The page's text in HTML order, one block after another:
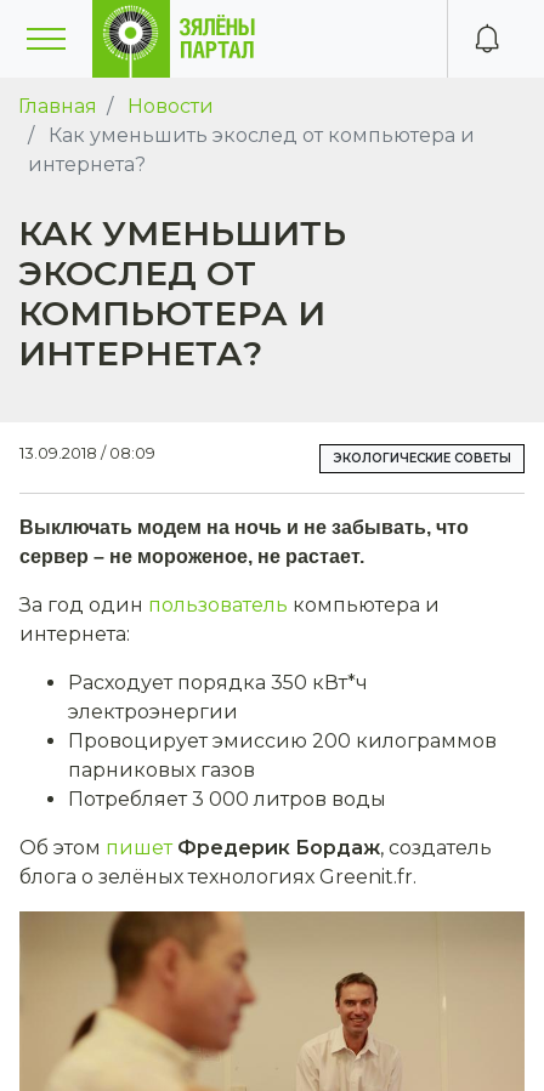
Главная
Новости
Как уменьшить экослед от компьютера и
интернета?
КАК УМЕНЬШИТЬ
ЭКОСЛЕД ОТ
КОМПЬЮТЕРА И
ИНТЕРНЕТА?
13.09.2018 / 08:09 ЭКОЛОГИЧЕСКИЕ СОВЕТЫ
Выключать модем на ночь и не забывать, что
сервер – не мороженое, не растает.
За год один пользователь компьютера и
интернета:
Расходует порядка 350 кВт*ч
электроэнергии
Провоцирует эмиссию 200 килограммов
парниковых газов
Потребляет 3 000 литров воды
Об этом пишет Фредерик Бордаж, создатель
блога о зелёных технологиях Greenit.fr.